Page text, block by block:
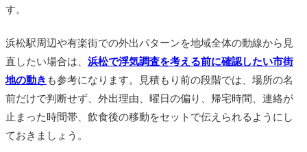
す。
浜松駅周辺や有楽街での外出パターンを地域全体の動線から見
直したい場合は、 浜松で浮気調査を考える前に確認したい市街
地の動き も参考になります。見積もり前の段階では、場所の名
前だけで判断せず、外出理由、曜日の偏り、帰宅時間、連絡が
止まった時間帯、飲食後の移動をセットで伝えられるようにし
ておきましょう。